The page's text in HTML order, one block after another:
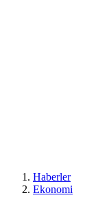
Haberler
Ekonomi